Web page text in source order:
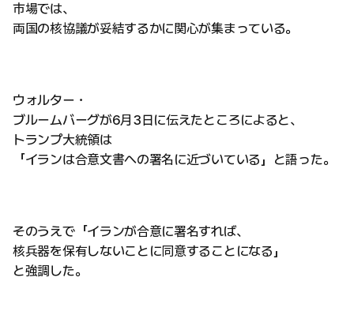
市場では、
両国の核協議が妥結するかに関心が集まっている。
ウォルター・
ブルームバーグが6月3日に伝えたところによると、
トランプ大統領は
「イランは合意文書への署名に近づいている」と語った。
そのうえで「イランが合意に署名すれば、
核兵器を保有しないことに同意することになる」
と強調した。